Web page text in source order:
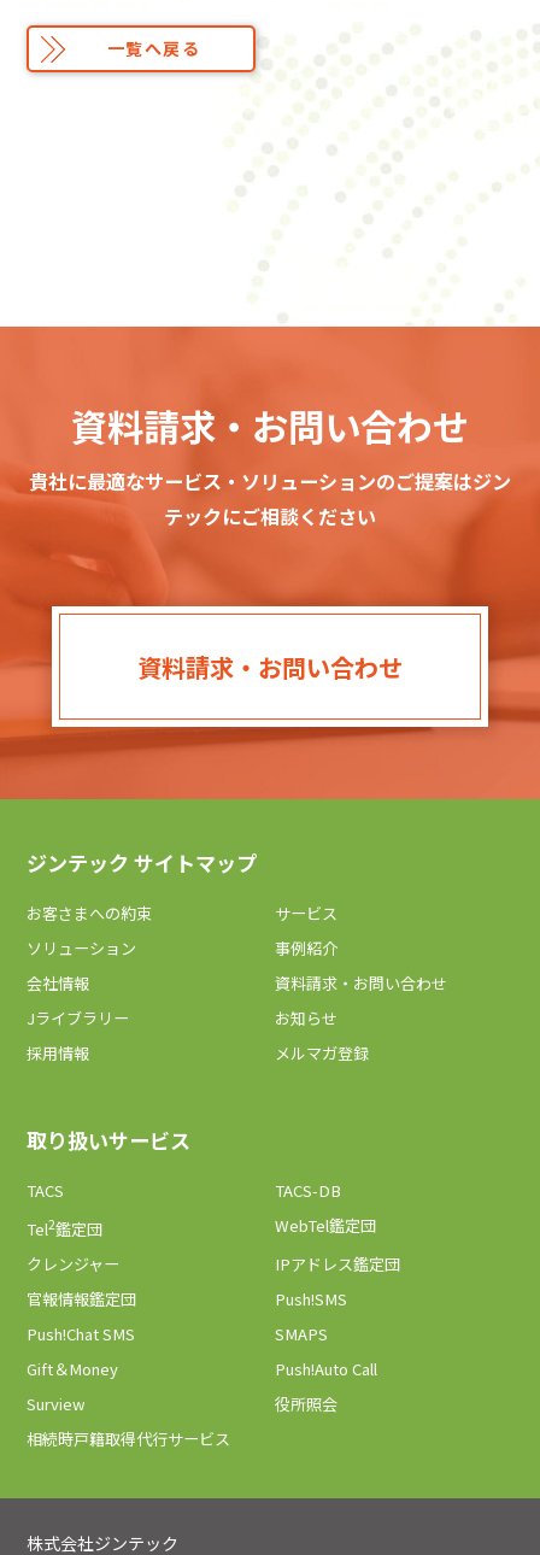
一覧へ戻る
資料請求・お問い合わせ
貴社に最適なサービス・ソリューションのご提案はジン
テックにご相談ください
資料請求・お問い合わせ
ジンテック サイトマップ
お客さまへの約束
サービス
ソリューション
事例紹介
会社情報
資料請求・お問い合わせ
Jライブラリー
お知らせ
採用情報
メルマガ登録
取り扱いサービス
TACS
TACS-DB
Tel2鑑定団
WebTel鑑定団
クレンジャー
IPアドレス鑑定団
官報情報鑑定団
Push!SMS
Push!Chat SMS
SMAPS
Gift＆Money
Push!Auto Call
Surview
役所照会
相続時戸籍取得代行サービス
株式会社ジンテック